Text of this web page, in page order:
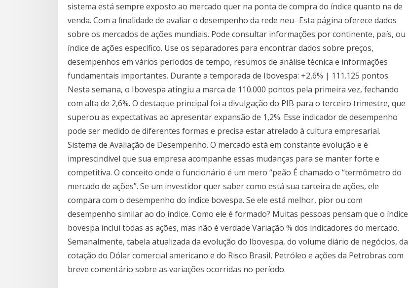
sistema está sempre exposto ao mercado quer na ponta de compra do índice quanto na de
venda. Com a ﬁnalidade de avaliar o desempenho da rede neu- Esta página oferece dados
sobre os mercados de ações mundiais. Pode consultar informações por continente, país, ou
índice de ações específico. Use os separadores para encontrar dados sobre preços,
desempenhos em vários períodos de tempo, resumos de análise técnica e informações
fundamentais importantes. Durante a temporada de Ibovespa: +2,6% | 111.125 pontos.
Nesta semana, o Ibovespa atingiu a marca de 110.000 pontos pela primeira vez, fechando
com alta de 2,6%. O destaque principal foi a divulgação do PIB para o terceiro trimestre, que
superou as expectativas ao apresentar expansão de 1,2%. Esse indicador de desempenho
pode ser medido de diferentes formas e precisa estar atrelado à cultura empresarial.
Sistema de Avaliação de Desempenho. O mercado está em constante evolução e é
imprescindível que sua empresa acompanhe essas mudanças para se manter forte e
competitiva. O conceito onde o funcionário é um mero “peão É chamado o “termômetro do
mercado de ações”. Se um investidor quer saber como está sua carteira de ações, ele
compara com o desempenho do índice bovespa. Se ele está melhor, pior ou com
desempenho similar ao do índice. Como ele é formado? Muitas pessoas pensam que o índice
bovespa inclui todas as ações, mas não é verdade Variação % dos indicadores do mercado.
Semanalmente, tabela atualizada da evolução do Ibovespa, do volume diário de negócios, da
cotação do Dólar comercial americano e do Risco Brasil, Petróleo e ações da Petrobras com
breve comentário sobre as variações ocorridas no período.